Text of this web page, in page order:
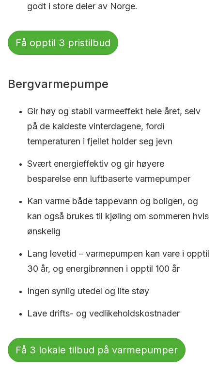
godt i store deler av Norge.
Få opptil 3 pristilbud
Bergvarmepumpe
Gir høy og stabil varmeeffekt hele året, selv
på de kaldeste vinterdagene, fordi
temperaturen i fjellet holder seg jevn
Svært energieffektiv og gir høyere
besparelse enn luftbaserte varmepumper
Kan varme både tappevann og boligen, og
kan også brukes til kjøling om sommeren hvis
ønskelig
Lang levetid – varmepumpen kan vare i opptil
30 år, og energibrønnen i opptil 100 år
Ingen synlig utedel og lite støy
Lave drifts- og vedlikeholdskostnader
Få 3 lokale tilbud på varmepumper